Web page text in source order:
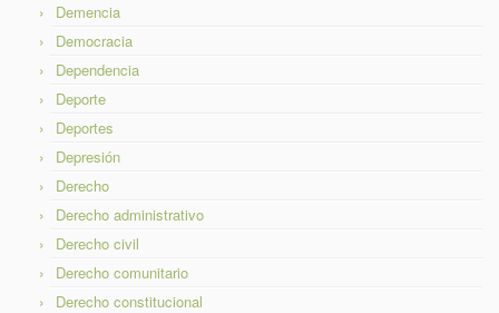
Demencia
Democracia
Dependencia
Deporte
Deportes
Depresión
Derecho
Derecho administrativo
Derecho civil
Derecho comunitario
Derecho constitucional